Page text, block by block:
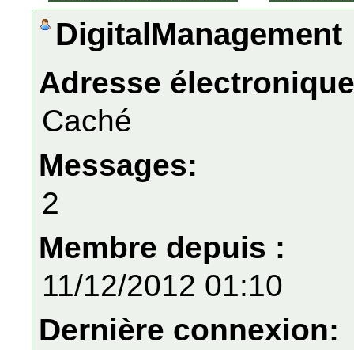
DigitalManagement
Adresse
Caché
Messages:
2
Membre depuis :
11/12/2012 01:10
Dernière connexion: